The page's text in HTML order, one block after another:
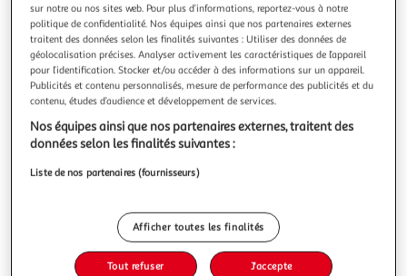
LISA DESIGN
Santorini - canapé modulable d'angle gauche + pouf -
5 places - en tissu texturé
Caractéristiques techniques :Origine : EuropeGarantie : 2
ansType de canapé : Canapé modulableType d'angle
: MéridiennePosition de l'angle : Angle gaucheNombre de
places : 5Modulable : OuiEquipement : 2 coussins
panneaux de particulesMatière du c
En savoir +
sur notre ou nos sites web. Pour plus d’informations, reportez-vous à notre
politique de confidentialité. Nos équipes ainsi que nos partenaires externes
traitent des données selon les finalités suivantes : Utiliser des données de
géolocalisation précises. Analyser activement les caractéristiques de l’appareil
pour l’identification. Stocker et/ou accéder à des informations sur un appareil.
Publicités et contenu personnalisés, mesure de performance des publicités et du
contenu, études d’audience et développement de services.
Nos équipes ainsi que nos partenaires externes, traitent des
données selon les finalités suivantes :
Liste de nos partenaires (fournisseurs)
Afficher toutes les finalités
Tout refuser J'accepte